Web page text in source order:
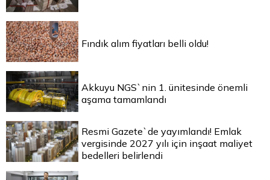
Fındık alım fiyatları belli oldu!
Akkuyu NGS`nin 1. ünitesinde önemli
aşama tamamlandı
Resmi Gazete`de yayımlandı! Emlak
vergisinde 2027 yılı için inşaat maliyet
bedelleri belirlendi